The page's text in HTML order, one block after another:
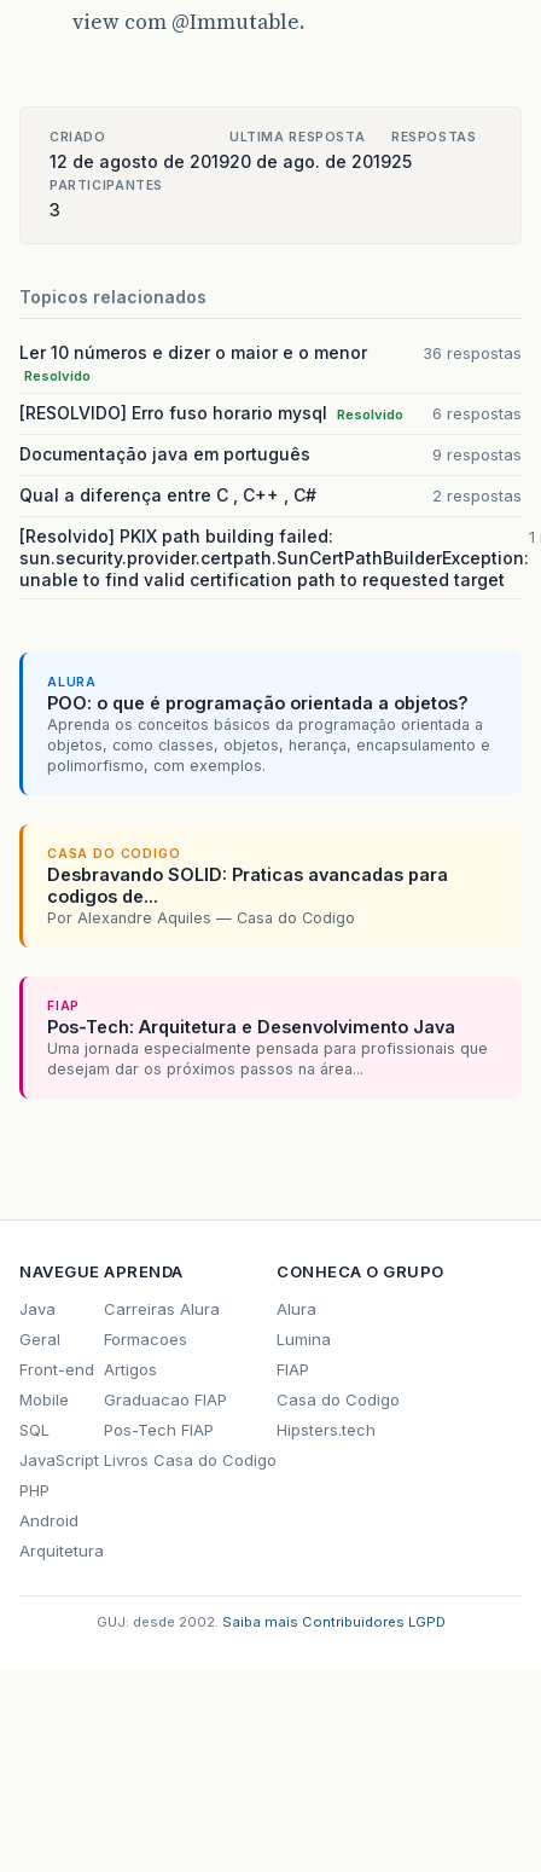
view com @Immutable.
CRIADO
12 de agosto de 2019
ULTIMA RESPOSTA
20 de ago. de 2019
RESPOSTAS
25
PARTICIPANTES
3
Topicos relacionados
Ler 10 números e dizer o maior e o menor
Resolvido
36 respostas
[RESOLVIDO] Erro fuso horario mysql Resolvido 6 respostas
Documentação java em português 9 respostas
Qual a diferença entre C , C++ , C# 2 respostas
[Resolvido] PKIX path building failed:
sun.security.provider.certpath.SunCertPathBuilderException:
unable to find valid certification path to requested target
ALURA
POO: o que é programação orientada a objetos?
Aprenda os conceitos básicos da programação orientada a
objetos, como classes, objetos, herança, encapsulamento e
polimorfismo, com exemplos.
CASA DO CODIGO
Desbravando SOLID: Praticas avancadas para
codigos de...
Por Alexandre Aquiles — Casa do Codigo
FIAP
Pos-Tech: Arquitetura e Desenvolvimento Java
Uma jornada especialmente pensada para profissionais que
desejam dar os próximos passos na área...
NAVEGUE
Java
Geral
Front-end
Mobile
SQL
JavaScript
PHP
Android
Arquitetura
APRENDA
Carreiras Alura
Formacoes
Artigos
Graduacao FIAP
Pos-Tech FIAP
Livros Casa do Codigo
CONHECA O GRUPO
Alura
Lumina
FIAP
Casa do Codigo
Hipsters.tech
GUJ: desde 2002. Saiba mais Contribuidores LGPD